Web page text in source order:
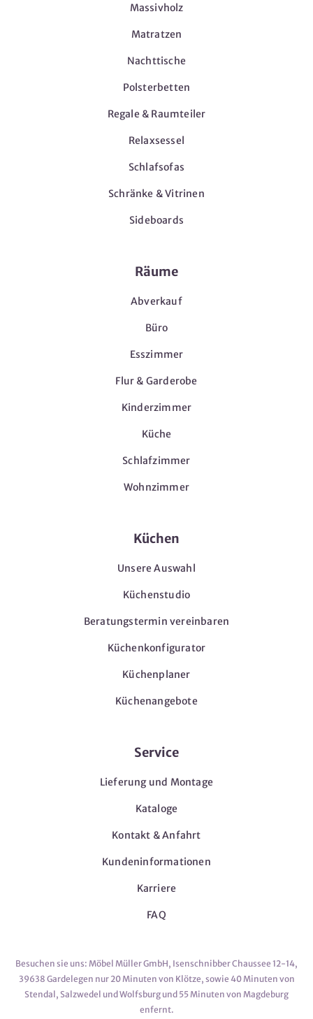
Massivholz
Matratzen
Nachttische
Polsterbetten
Regale & Raumteiler
Relaxsessel
Schlafsofas
Schränke & Vitrinen
Sideboards
Räume
Abverkauf
Büro
Esszimmer
Flur & Garderobe
Kinderzimmer
Küche
Schlafzimmer
Wohnzimmer
Küchen
Unsere Auswahl
Küchenstudio
Beratungstermin vereinbaren
Küchenkonfigurator
Küchenplaner
Küchenangebote
Service
Lieferung und Montage
Kataloge
Kontakt & Anfahrt
Kundeninformationen
Karriere
FAQ
Besuchen sie uns: Möbel Müller GmbH, Isenschnibber Chaussee 12-14,
39638 Gardelegen nur 20 Minuten von Klötze, sowie 40 Minuten von
Stendal, Salzwedel und Wolfsburg und 55 Minuten von Magdeburg
enfernt.